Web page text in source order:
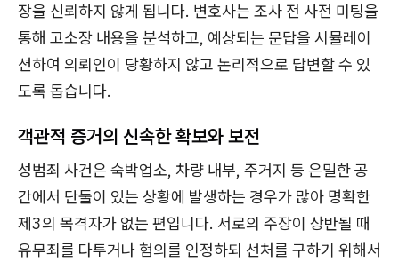
장을 신뢰하지 않게 됩니다. 변호사는 조사 전 사전 미팅을
통해 고소장 내용을 분석하고, 예상되는 문답을 시뮬레이
션하여 의뢰인이 당황하지 않고 논리적으로 답변할 수 있
도록 돕습니다.
객관적 증거의 신속한 확보와 보전
성범죄 사건은 숙박업소, 차량 내부, 주거지 등 은밀한 공
간에서 단둘이 있는 상황에 발생하는 경우가 많아 명확한
제3의 목격자가 없는 편입니다. 서로의 주장이 상반될 때
유무죄를 다투거나 혐의를 인정하되 선처를 구하기 위해서